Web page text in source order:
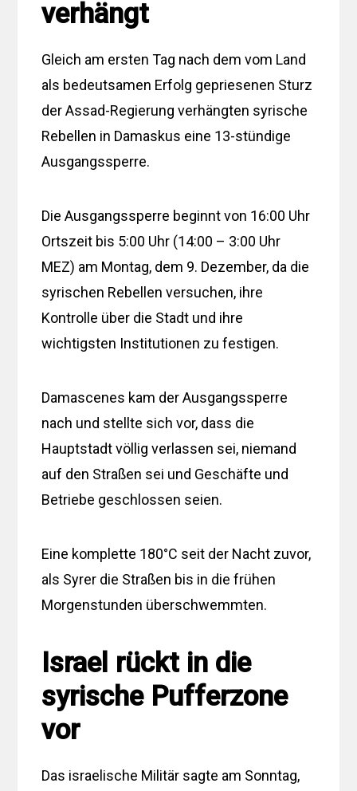
verhängt
Gleich am ersten Tag nach dem vom Land
als bedeutsamen Erfolg gepriesenen Sturz
der Assad-Regierung verhängten syrische
Rebellen in Damaskus eine 13-stündige
Ausgangssperre.
Die Ausgangssperre beginnt von 16:00 Uhr
Ortszeit bis 5:00 Uhr (14:00 – 3:00 Uhr
MEZ) am Montag, dem 9. Dezember, da die
syrischen Rebellen versuchen, ihre
Kontrolle über die Stadt und ihre
wichtigsten Institutionen zu festigen.
Damascenes kam der Ausgangssperre
nach und stellte sich vor, dass die
Hauptstadt völlig verlassen sei, niemand
auf den Straßen sei und Geschäfte und
Betriebe geschlossen seien.
Eine komplette 180°C seit der Nacht zuvor,
als Syrer die Straßen bis in die frühen
Morgenstunden überschwemmten.
Israel rückt in die
syrische Pufferzone
vor
Das israelische Militär sagte am Sonntag,